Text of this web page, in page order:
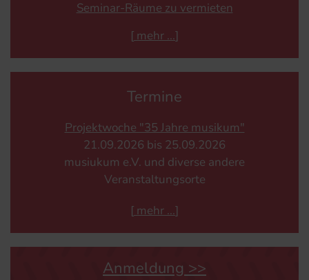
Seminar-Räume zu vermieten
[ mehr ]
Termine
Projektwoche "35 Jahre musikum"
21.​09.​2026 bis 25.​09.​2026
musiukum e.V. und diverse andere
Veranstaltungsorte
[ mehr ]
Anmeldung >>